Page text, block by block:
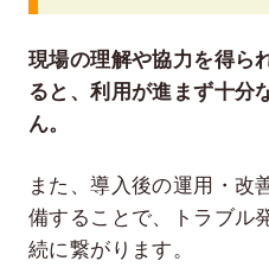
現場の理解や協力を得ら
ると、利用が進まず十分
ん。
また、導入後の運用・改
備することで、トラブル
続に繋がります。